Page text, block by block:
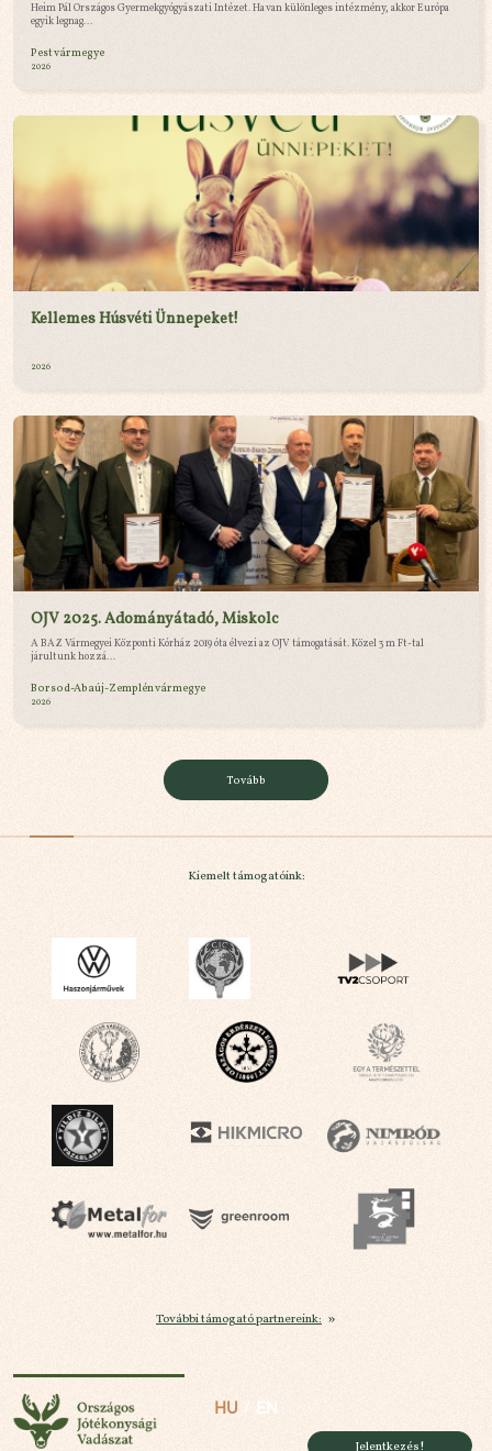
Heim Pál Országos Gyermekgyógyászati Intézet. Ha van különleges intézmény, akkor Európa
egyik legnag...
Pest vármegye
2026
Kellemes Húsvéti Ünnepeket!
2026
OJV 2025. Adományátadó, Miskolc
A BAZ Vármegyei Központi Kórház 2019 óta élvezi az OJV támogatását. Közel 3 m Ft-tal
járultunk hozzá...
Borsod-Abaúj-Zemplén vármegye
2026
Tovább
Kiemelt támogatóink:
További támogató partnereink:
Országos Jótékonysági Vadászat
HU EN
Jelentkezés!